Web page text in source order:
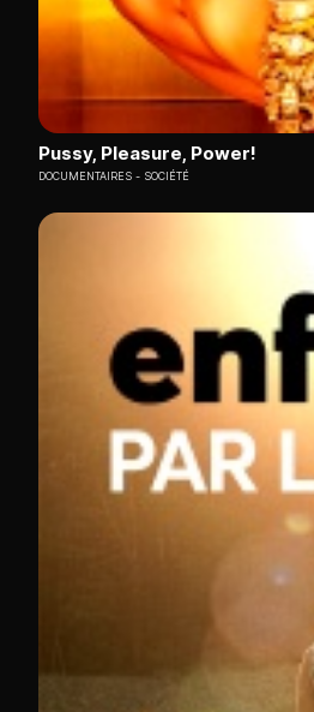
Pussy, Pleasure, Power!
DOCUMENTAIRES SOCIÉTÉ